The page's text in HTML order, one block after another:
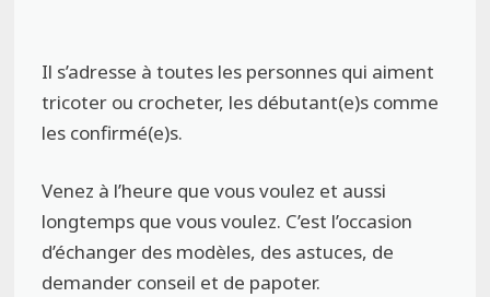
Il s’adresse à toutes les personnes qui aiment
tricoter ou crocheter, les débutant(e)s comme
les confirmé(e)s.
Venez à l’heure que vous voulez et aussi
longtemps que vous voulez. C’est l’occasion
d’échanger des modèles, des astuces, de
demander conseil et de papoter.